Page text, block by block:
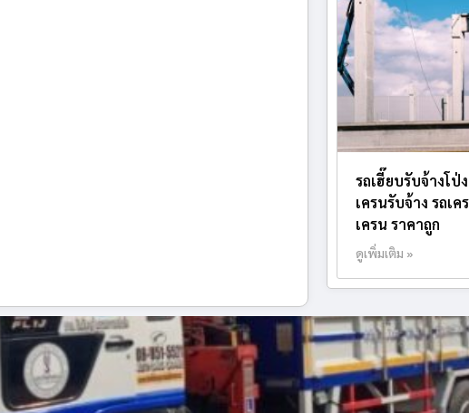
รถเฮี๊ยบรับจ้างโป่
เครนรับจ้าง รถเ
เครน ราคาถูก
ดูเพิ่มเติม »